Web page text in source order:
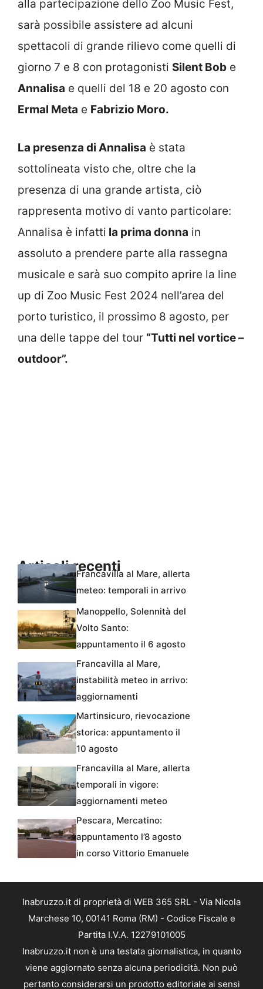
alla partecipazione dello Zoo Music Fest,
sarà possibile assistere ad alcuni
spettacoli di grande rilievo come quelli di
giorno 7 e 8 con protagonisti Silent Bob e
Annalisa e quelli del 18 e 20 agosto con
Ermal Meta e Fabrizio Moro.
La presenza di Annalisa è stata
sottolineata visto che, oltre che la
presenza di una grande artista, ciò
rappresenta motivo di vanto particolare:
Annalisa è infatti la prima donna in
assoluto a prendere parte alla rassegna
musicale e sarà suo compito aprire la line
up di Zoo Music Fest 2024 nell’area del
porto turistico, il prossimo 8 agosto, per
una delle tappe del tour “Tutti nel vortice –
outdoor”.
Articoli recentiFrancavilla al Mare, allerta
meteo: temporali in arrivo
Manoppello, Solennità del
Volto Santo:
appuntamento il 6 agosto
Francavilla al Mare,
instabilità meteo in arrivo:
aggiornamenti
Martinsicuro, rievocazione
storica: appuntamento il
10 agosto
Francavilla al Mare, allerta
temporali in vigore:
aggiornamenti meteo
Pescara, Mercatino:
appuntamento l’8 agosto
in corso Vittorio Emanuele
Inabruzzo.it di proprietà di WEB 365 SRL - Via Nicola
Marchese 10, 00141 Roma (RM) - Codice Fiscale e
Partita I.V.A. 12279101005
Inabruzzo.it non è una testata giornalistica, in quanto
viene aggiornato senza alcuna periodicità. Non può
pertanto considerarsi un prodotto editoriale ai sensi